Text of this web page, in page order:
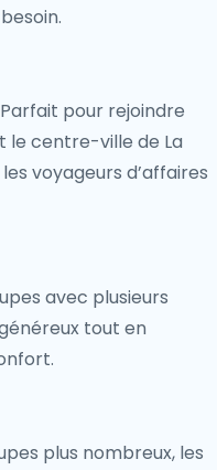
pour rejoindre
centre-ville de La
voyageurs d’affaires
avec plusieurs
tout en
plus nombreux, les